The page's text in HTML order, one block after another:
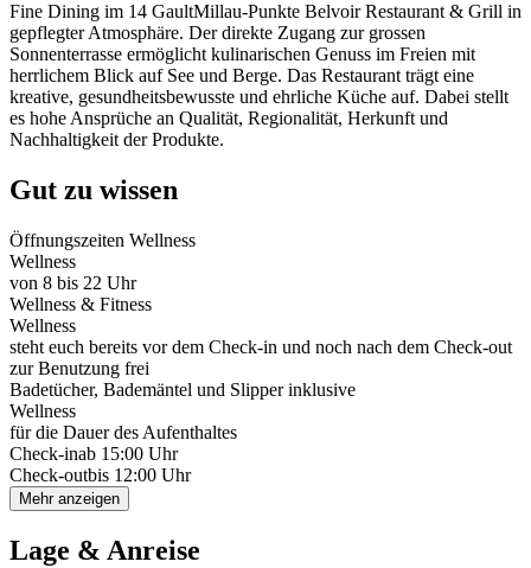
Fine Dining im 14 GaultMillau-Punkte Belvoir Restaurant & Grill in
gepflegter Atmosphäre. Der direkte Zugang zur grossen
Sonnenterrasse ermöglicht kulinarischen Genuss im Freien mit
herrlichem Blick auf See und Berge. Das Restaurant trägt eine
kreative, gesundheitsbewusste und ehrliche Küche auf. Dabei stellt
es hohe Ansprüche an Qualität, Regionalität, Herkunft und
Nachhaltigkeit der Produkte.
Gut zu wissen
Öffnungszeiten Wellness
Wellness
von 8 bis 22 Uhr
Wellness & Fitness
Wellness
steht euch bereits vor dem Check-in und noch nach dem Check-out
zur Benutzung frei
Badetücher, Bademäntel und Slipper inklusive
Wellness
für die Dauer des Aufenthaltes
Check-inab 15:00 Uhr
Check-outbis 12:00 Uhr
Mehr anzeigen
Lage & Anreise